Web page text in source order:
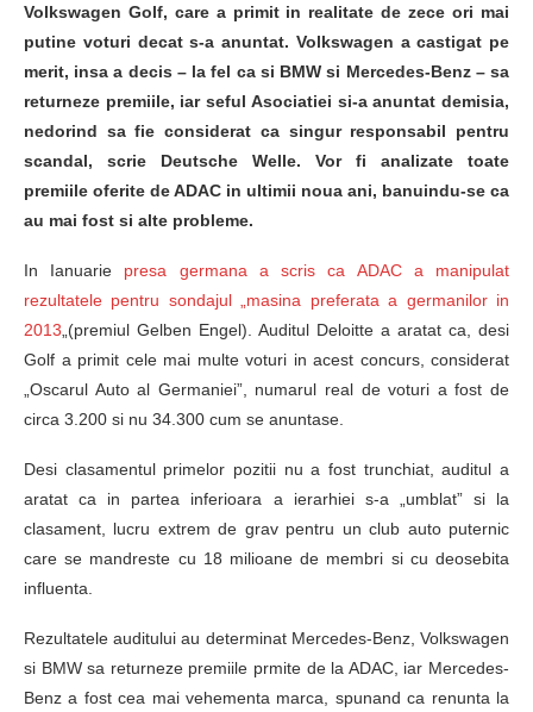
Volkswagen Golf, care a primit in realitate de zece ori mai
putine voturi decat s-a anuntat. Volkswagen a castigat pe
merit, insa a decis – la fel ca si BMW si Mercedes-Benz – sa
returneze premiile, iar seful Asociatiei si-a anuntat demisia,
nedorind sa fie considerat ca singur responsabil pentru
scandal, scrie Deutsche Welle. Vor fi analizate toate
premiile oferite de ADAC in ultimii noua ani, banuindu-se ca
au mai fost si alte probleme.
In Ianuarie presa germana a scris ca ADAC a manipulat
rezultatele pentru sondajul „masina preferata a germanilor in
2013 (premiul Gelben Engel). Auditul Deloitte a aratat ca, desi
Golf a primit cele mai multe voturi in acest concurs, considerat
„Oscarul Auto al Germaniei”, numarul real de voturi a fost de
circa 3.200 si nu 34.300 cum se anuntase.
Desi clasamentul primelor pozitii nu a fost trunchiat, auditul a
aratat ca in partea inferioara a ierarhiei s-a „umblat” si la
clasament, lucru extrem de grav pentru un club auto puternic
care se mandreste cu 18 milioane de membri si cu deosebita
influenta.
Rezultatele auditului au determinat Mercedes-Benz, Volkswagen
si BMW sa returneze premiile prmite de la ADAC, iar Mercedes-
Benz a fost cea mai vehementa marca, spunand ca renunta la